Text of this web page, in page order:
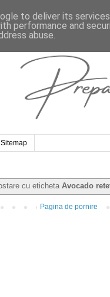
Sitemap
cu etichetaAvocado
Pagina de pornire
to deliver its
performance and
abuse.